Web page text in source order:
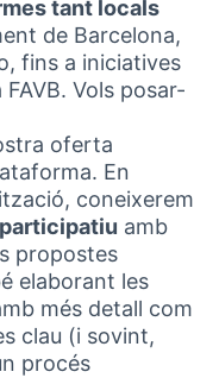
tant locals
de Barcelona,
fins a iniciatives
Vols posar-
oferta
En
coneixerem
amb
propostes
elaborant les
més detall com
clau (i sovint,
procés